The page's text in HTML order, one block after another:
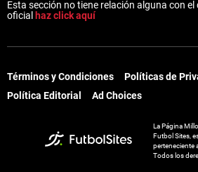
Esta sección no tiene relación alguna con
oficial haz click aquí
Términos y Condiciones
Políticas de
Política Editorial
Ad Choices
La Página
Futbol Sites,
perteneciente
Todos los